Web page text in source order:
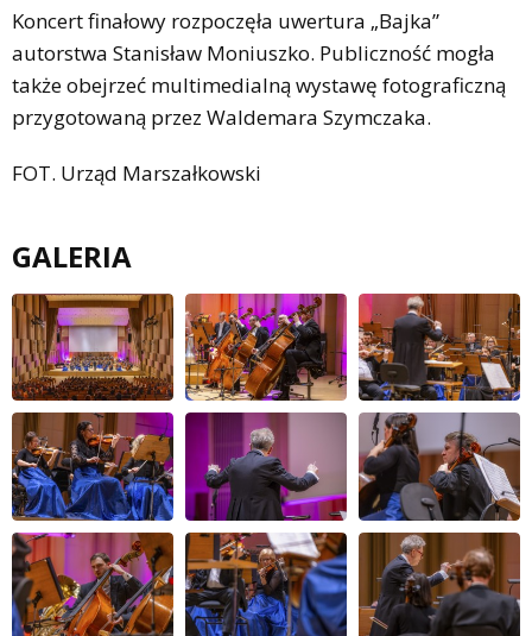
Koncert finałowy rozpoczęła uwertura „Bajka”
autorstwa Stanisław Moniuszko. Publiczność mogła
także obejrzeć multimedialną wystawę fotograficzną
przygotowaną przez Waldemara Szymczaka.
FOT. Urząd Marszałkowski
GALERIA